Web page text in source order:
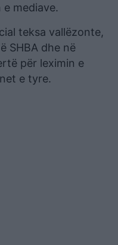
mediave.
teksa vallëzonte,
SHBA dhe në
për leximin e
e tyre.